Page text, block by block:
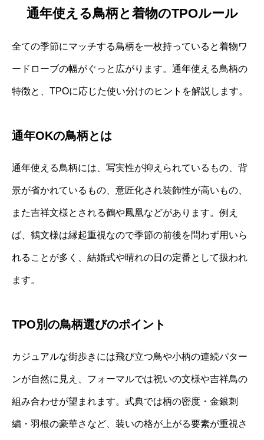
通年使える鳥柄と着物のTPOルール
全ての季節にマッチする鳥柄を一枚持っていると着物ワ
ードローブの幅がぐっと広がります。通年使える鳥柄の
特徴と、TPOに応じた使い分けのヒントを解説します。
通年OKの鳥柄とは
通年使える鳥柄には、写実性が抑えられているもの、背
景が省かれているもの、意匠化され装飾性が高いもの、
また吉祥文様とされる鶴や鳳凰などがあります。例え
ば、鶴文様は縁起重視なので季節の前後を問わず用いら
れることが多く、結婚式や晴れの日の定番として扱われ
ます。
TPO別の鳥柄選びのポイント
カジュアルな街歩きには飛び立つ鳥や小柄の連続パター
ンが自然に見え、フォーマルでは祝いの文様や吉祥鳥の
組み合わせが望まれます。式典では柄の密度・金銀刺
繍・羽根の豪華さなど、装いの格が上がる要素が重視さ